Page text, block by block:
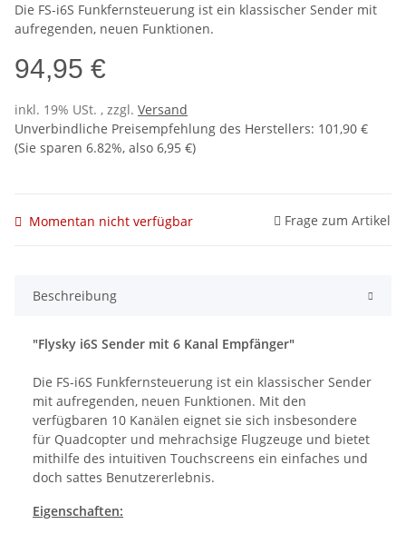
Die FS-i6S Funkfernsteuerung ist ein klassischer Sender mit
aufregenden, neuen Funktionen.
94,95 €
inkl. 19% USt. , zzgl. Versand
Unverbindliche Preisempfehlung des Herstellers: 101,90 €
(Sie sparen 6.82%, also 6,95 €)
Momentan nicht verfügbar Frage zum Artikel
Beschreibung
"Flysky i6S Sender mit 6 Kanal Empfänger"
Die FS-i6S Funkfernsteuerung ist ein klassischer Sender
mit aufregenden, neuen Funktionen. Mit den
verfügbaren 10 Kanälen eignet sie sich insbesondere
für Quadcopter und mehrachsige Flugzeuge und bietet
mithilfe des intuitiven Touchscreens ein einfaches und
doch sattes Benutzererlebnis.
Eigenschaften: